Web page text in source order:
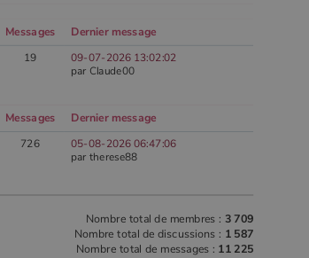
Messages Dernier message
19
09-07-2026 13:02:02
par Claude00
Messages Dernier message
726 05-08-2026 06:47:06
par therese88
Nombre total de membres : 3 709
Nombre total de discussions : 1 587
Nombre total de messages : 11 225
par Google sur les sites Web à fort trafic.
session.